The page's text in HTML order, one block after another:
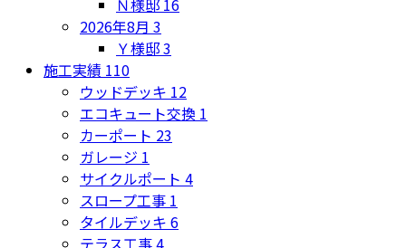
2026年8月 3
Ｙ様邸3
施工実績 110
ウッドデッキ 12
エコキュート交換 1
カーポート 23
ガレージ 1
サイクルポート 4
スロープ工事 1
タイルデッキ 6
テラス工事4